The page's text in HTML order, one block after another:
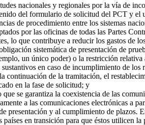
nacionales y regionales por la vía de
del formulario de solicitud del PCT y
de procedimiento entre los sistemas
por las oficinas de todas las Partes
lo que contribuye a reducir los gastos de
sistemática de presentación de
un único poder) o la restricción
en caso de incumplimiento de
continuación de la tramitación, el
en la fase de solicitud; y
se garantiza la coexistencia de las
a las comunicaciones electrónicas a
presentación y al cumplimiento de plazos.
en transición para que éstos utilicen